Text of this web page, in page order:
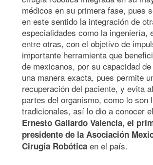
médicos en su primera fase, pues
en este sentido la integración de
especialidades como la ingeniería,
entre otras, con el objetivo de
importante herramienta que
de mexicanos, por su capacidad
una manera exacta, pues permite
recuperación del paciente, y evita
partes del organismo, como lo son
tradicionales, así lo dio a conocer el
Ernesto Gallardo Valencia, el
presidente de la Asociación
Cirugía Robótica en el país.